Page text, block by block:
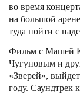
во время
на большой
туда пойти с
Фильм с Машей
Чугуновым и
«Зверей»,
году. Саундтрек